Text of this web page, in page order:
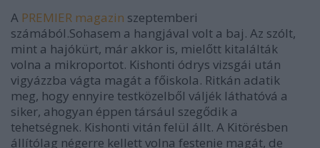
A PREMIER magazin szeptemberi
számából.Sohasem a hangjával volt a baj. Az szólt,
mint a hajókürt, már akkor is, mielőtt kitalálták
volna a mikroportot. Kishonti ódrys vizsgái után
vigyázzba vágta magát a főiskola. Ritkán adatik
meg, hogy ennyire testközelből váljék láthatóvá a
siker, ahogyan éppen társául szegődik a
tehetségnek. Kishonti vitán felül állt. A Kitörésben
állítólag négerre kellett volna festenie magát, de